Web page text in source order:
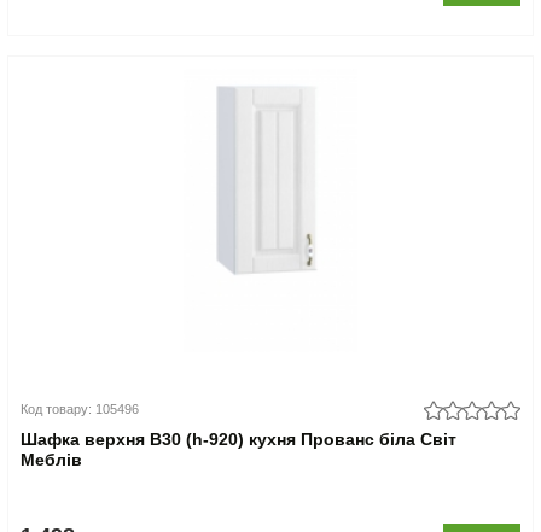
Код товару: 105496
Шафка верхня В30 (h-920) кухня Прованс біла Світ
Меблів